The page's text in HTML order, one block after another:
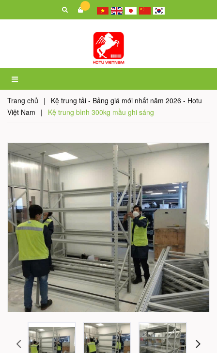
Trang chủ |
Kệ trung tải - Bảng giá mới nhất năm 2026 - Hotu
Việt Nam
| Kệ trung bình 300kg mầu ghi sáng